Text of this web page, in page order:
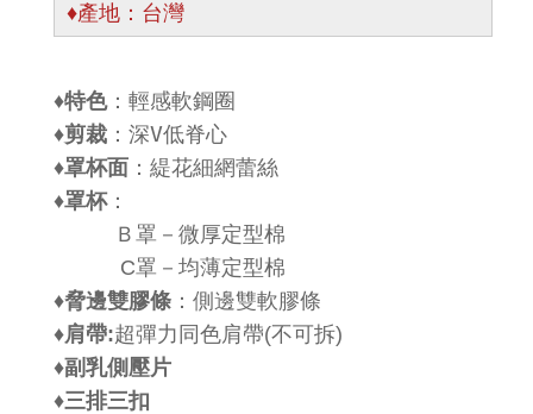
♦產地：台灣
♦特色：輕感軟鋼圈
♦剪裁 ： 深V低脊心
♦罩杯面 ：緹花細網蕾絲
♦罩杯：
Ｂ 罩－微厚定型棉
C罩－ 均薄定型棉
♦脅邊雙膠條 ：側邊雙軟膠條
♦肩帶:超彈力同色肩帶(不可拆)
♦副乳側壓片
♦三排三扣